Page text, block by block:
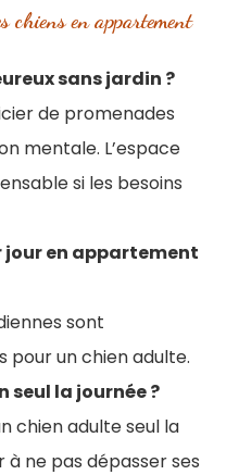
chiens en appartement
sans jardin ?
de promenades
mentale. L’espace
si les besoins
jour en appartement
sont
pour un chien adulte.
seul la journée ?
chien adulte seul la
à ne pas dépasser ses